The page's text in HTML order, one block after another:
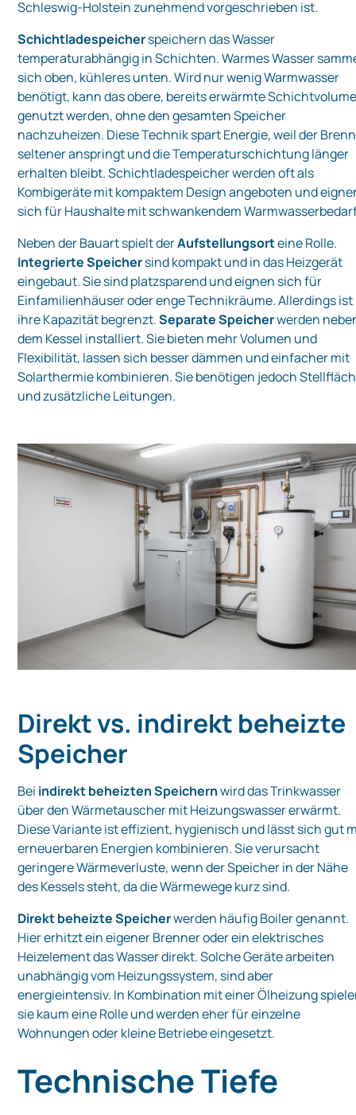
Schleswig‑Holstein zunehmend vorgeschrieben ist.
Schichtladespeicherspeichern das Wasser
temperaturabhängig in Schichten. Warmes Wasser
sich oben, kühleres unten. Wird nur wenig Warmwasser
benötigt, kann das obere, bereits erwärmte
genutzt werden, ohne den gesamten Speicher
nachzuheizen. Diese Technik spart Energie, weil der
seltener anspringt und die Temperaturschichtung länger
erhalten bleibt. Schichtladespeicher werden oft als
Kombigeräte mit kompaktem Design angeboten und
sich für Haushalte mit schwankendem
Neben der Bauart spielt derAufstellungsorteine Rolle.
Integrierte Speichersind kompakt und in das Heizgerät
eingebaut. Sie sind platzsparend und eignen sich für
Einfamilienhäuser oder enge Technikräume. Allerdings ist
ihre Kapazität begrenzt.Separate Speicherwerden
dem Kessel installiert. Sie bieten mehr Volumen und
Flexibilität, lassen sich besser dämmen und einfacher mit
Solarthermie kombinieren. Sie benötigen jedoch
und zusätzliche Leitungen.
Direkt vs. indirekt beheizte
Speicher
Bei indirekt beheizten Speichernwird das Trinkwasser
über den Wärmetauscher mit Heizungswasser erwärmt.
Diese Variante ist effizient, hygienisch und lässt sich gut
erneuerbaren Energien kombinieren. Sie verursacht
geringere Wärmeverluste, wenn der Speicher in der Nähe
des Kessels steht, da die Wärmewege kurz sind.
Direkt beheizte Speicherwerden häufig Boiler genannt.
Hier erhitzt ein eigener Brenner oder ein elektrisches
Heizelement das Wasser direkt. Solche Geräte arbeiten
unabhängig vom Heizungssystem, sind aber
energieintensiv. In Kombination mit einer Ölheizung
sie kaum eine Rolle und werden eher für einzelne
Wohnungen oder kleine Betriebe eingesetzt.
Technische Tiefe